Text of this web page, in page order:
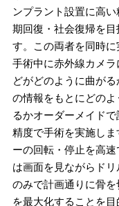
ンプラント設置に高
期回復・社会復帰を
す。この両者を同時に
手術中に赤外線カメ
どがどのように曲が
の情報をもとにどの
るかオーダーメイド
精度で手術を実施し
ーの回転・停止を高
は画面を見ながらド
のみで計画通りに骨
を最大化することを